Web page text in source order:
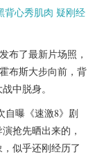
布了最新片场照，
布斯大步向前，背
中脱身。
自曝《速激8》剧
抢先晒出来的，
似乎还刚经历了